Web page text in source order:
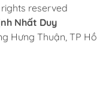
rights reserved
Nhất Duy
Hưng Thuận, TP Hồ